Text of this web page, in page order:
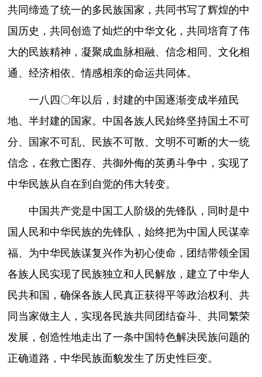
共同缔造了统一的多民族国家，共同书写了辉煌的中
国历史，共同创造了灿烂的中华文化，共同培育了伟
大的民族精神，凝聚成血脉相融、信念相同、文化相
通、经济相依、情感相亲的命运共同体。
一八四〇年以后，封建的中国逐渐变成半殖民
地、半封建的国家。中国各族人民始终坚持国土不可
分、国家不可乱、民族不可散、文明不可断的大一统
信念，在救亡图存、共御外侮的英勇斗争中，实现了
中华民族从自在到自觉的伟大转变。
中国共产党是中国工人阶级的先锋队，同时是中
国人民和中华民族的先锋队，始终把为中国人民谋幸
福、为中华民族谋复兴作为初心使命，团结带领全国
各族人民实现了民族独立和人民解放，建立了中华人
民共和国，确保各族人民真正获得平等政治权利、共
同当家做主人，实现各民族共同团结奋斗、共同繁荣
发展，创造性地走出了一条中国特色解决民族问题的
正确道路，中华民族面貌发生了历史性巨变。